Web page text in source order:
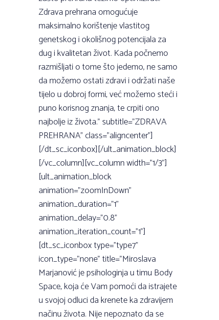
Zdrava prehrana omogućuje
maksimalno korištenje vlastitog
genetskog i okolišnog potencijala za
dug i kvalitetan život. Kada počnemo
razmišljati o tome što jedemo, ne samo
da možemo ostati zdravi i održati naše
tijelo u dobroj formi, već možemo steći i
puno korisnog znanja, te crpiti ono
najbolje iz života.” subtitle=”ZDRAVA
PREHRANA” class=”aligncenter”]
[/dt_sc_iconbox][/ult_animation_block]
[/vc_column][vc_column width=”1/3”]
[ult_animation_block
animation=”zoomInDown”
animation_duration=”1”
animation_delay=”0.8”
animation_iteration_count=”1”]
[dt_sc_iconbox type=”type7”
icon_type=”none” title=”Miroslava
Marjanović je psihologinja u timu Body
Space, koja će Vam pomoći da istrajete
u svojoj odluci da krenete ka zdravijem
načinu života. Nije nepoznato da se